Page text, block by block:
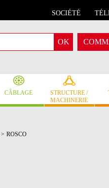
SOCIÉTÉ
CÂBLAGE
STRUCTURE /
MACHINERIE
> ROSCO